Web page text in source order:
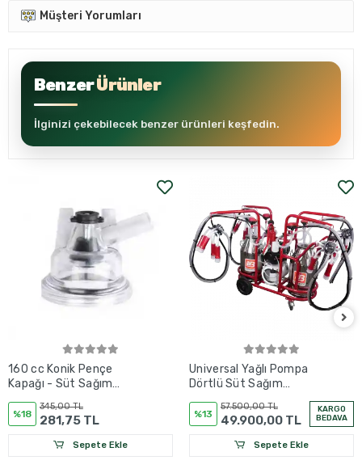
Müşteri Yorumları
BenzerÜrünler
İlginizi çekebilecek benzer ürünleri keşfedin.
160 cc Konik Pençe
Kapağı - Süt Sağım
%18
345,00 TL
281,75 TL
Sepete Ekle
Universal Yağlı Pompa
Dörtlü Süt Sağım
(Ahtapot Model)
%13
57.500,00 TL
49.900,00 TL
KARGO
BEDAVA
Sepete Ekle